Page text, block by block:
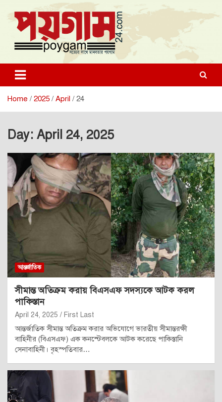
content
poygam24.com
poygam24.com
Home 2025 April 24
Day: April 24, 2025
আন্তর্জাতিক
সীমান্ত অতিক্রম করায় বিএসএফ সদস্যকে আটক করল
পাকিস্তান
April 24, 2025 First Last
আন্তর্জাতিক সীমান্ত অতিক্রম করার অভিযোগে ভারতীয় সীমান্তরক্ষী
বাহিনীর (বিএসএফ) এক কনস্টেবলকে আটক করেছে পাকিস্তানি
সেনাবাহিনী। বৃহস্পতিবার…